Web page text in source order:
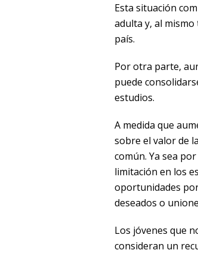
Esta situación
adulta y, al
país.
Por otra parte,
puede
estudios.
A medida que
sobre el valor de
común. Ya sea
limitación en los
oportunidades
deseados o
Los jóvenes que
consideran un